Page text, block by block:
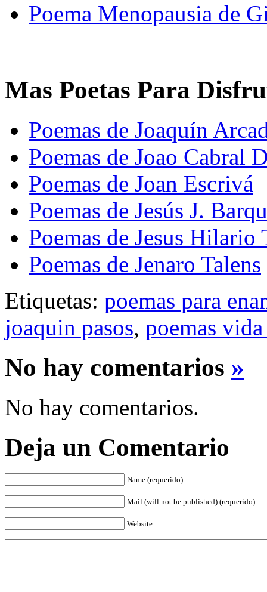
Poema Menopausia de
Mas Poetas Para
Poemas de Joaquín
Poemas de Joao Cabral
Poemas de Joan Escrivá
Poemas de Jesús J.
Poemas de Jesus
Poemas de Jenaro Talens
Etiquetas: poemas para
joaquin pasos, poemas
No hay comentarios »
No hay comentarios.
Deja un Comentario
Name (requerido)
Mail (will not be published) (requerido)
Website